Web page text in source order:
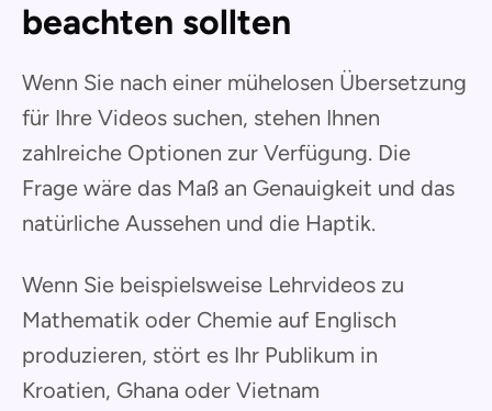
beachten sollten
Wenn Sie nach einer mühelosen Übersetzung
für Ihre Videos suchen, stehen Ihnen
zahlreiche Optionen zur Verfügung. Die
Frage wäre das Maß an Genauigkeit und das
natürliche Aussehen und die Haptik.
Wenn Sie beispielsweise Lehrvideos zu
Mathematik oder Chemie auf Englisch
produzieren, stört es Ihr Publikum in
Kroatien, Ghana oder Vietnam